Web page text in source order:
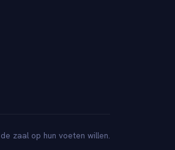
zaal op hun voeten willen.